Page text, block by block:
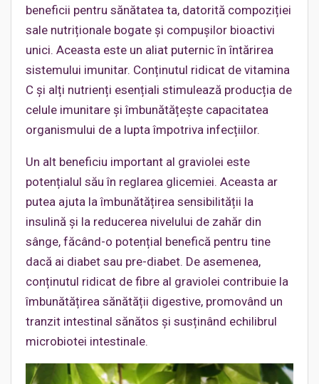
beneficii pentru sănătatea ta, datorită compoziției
sale nutriționale bogate și compușilor bioactivi
unici. Aceasta este un aliat puternic în întărirea
sistemului imunitar. Conținutul ridicat de vitamina
C și alți nutrienți esențiali stimulează producția de
celule imunitare și îmbunătățește capacitatea
organismului de a lupta împotriva infecțiilor.
Un alt beneficiu important al graviolei este
potențialul său în reglarea glicemiei. Aceasta ar
putea ajuta la îmbunătățirea sensibilității la
insulină și la reducerea nivelului de zahăr din
sânge, făcând-o potențial benefică pentru tine
dacă ai diabet sau pre-diabet. De asemenea,
conținutul ridicat de fibre al graviolei contribuie la
îmbunătățirea sănătății digestive, promovând un
tranzit intestinal sănătos și susținând echilibrul
microbiotei intestinale.